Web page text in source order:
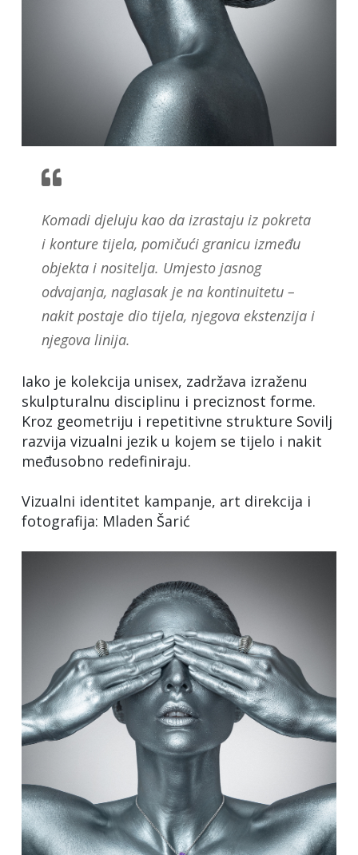
Komadi djeluju kao da izrastaju iz pokreta
i konture tijela, pomičući granicu između
objekta i nositelja. Umjesto jasnog
odvajanja, naglasak je na kontinuitetu –
nakit postaje dio tijela, njegova ekstenzija i
njegova linija.
Iako je kolekcija unisex, zadržava izraženu
skulpturalnu disciplinu i preciznost forme.
Kroz geometriju i repetitivne strukture Sovilj
razvija vizualni jezik u kojem se tijelo i nakit
međusobno redefiniraju.
Vizualni identitet kampanje, art direkcija i
fotografija: Mladen Šarić